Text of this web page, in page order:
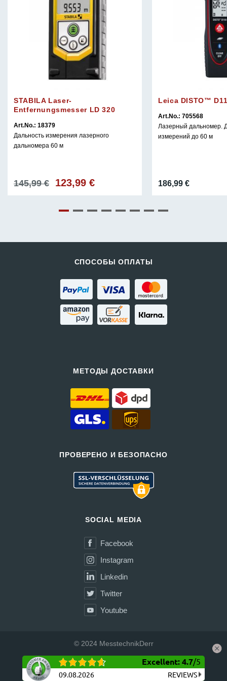
STABILA Laser-
Entfernungsmesser LD 320
Art.No.: 18379
Дальность измерения лазерного
дальномера 60 м
145,99€
Первоначальная
123,99 €Текущая
Leica DISTO™
Art.No.: 705568
Лазерный дальномер.
измерений до 60 м
186,99 €
СПОСОБЫ ОПЛАТЫ
МЕТОДЫ ДОСТАВКИ
ПРОВЕРЕНО И БЕЗОПАСНО
SOCIAL MEDIA
Facebook
Instagram
Linkedin
Twitter
Youtube
© 2024 MesstechnikDerr
Доставка Условия покупки
Конфиденциальность
Реквизиты
Excellent: 4.7/5
09.08.2026 REVIEWS